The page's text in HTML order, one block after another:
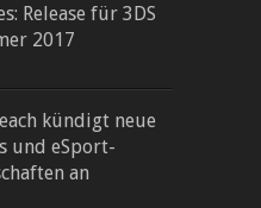
Release für 3DS
2017
kündigt neue
und eSport-
an